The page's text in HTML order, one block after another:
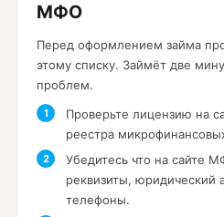
МФО
Перед оформлением займа
этому списку. Займёт две
проблем.
Проверьте лицензию на
реестра
Убедитесь что на сайте
реквизиты, юридический
телефоны.